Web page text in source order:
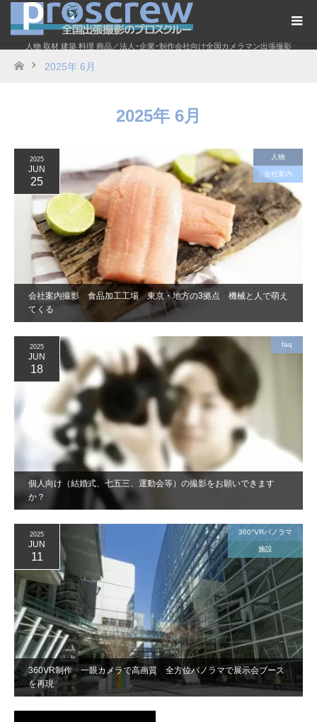
人物 取材 建築 料理 商品／法人･企業･制作会社向け全国カメラマン出張撮影
ホーム
2025年 6月
2025年 6月
会社案内撮影 食品加工工場 東京・地方の3拠点 機械と人で萌え
てくる
2025
JUN
25
人物
会社案内
個人向け（結婚式、七五三、運動会等）の撮影をお願いできます
か？
2025
JUN
18
faq
360VR制作 一眼カメラで高画質 全方位パノラマで展示会ブース
を再現
2025
JUN
11
360°VRパノラマ
施設